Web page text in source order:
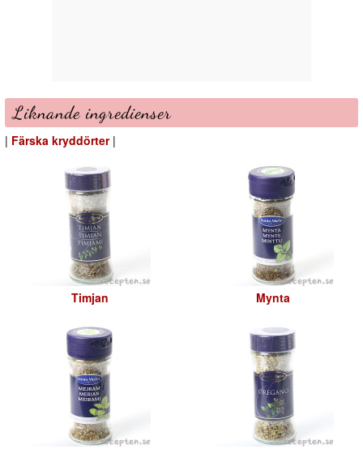
Liknande ingredienser
| Färska kryddörter|
Timjan Mynta